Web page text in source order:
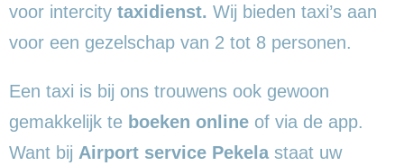
voor intercity taxidienst. Wij bieden taxi’s aan
voor een gezelschap van 2 tot 8 personen.
Een taxi is bij ons trouwens ook gewoon
gemakkelijk te boeken online of via de app.
Want bij Airport service Pekelastaat uw